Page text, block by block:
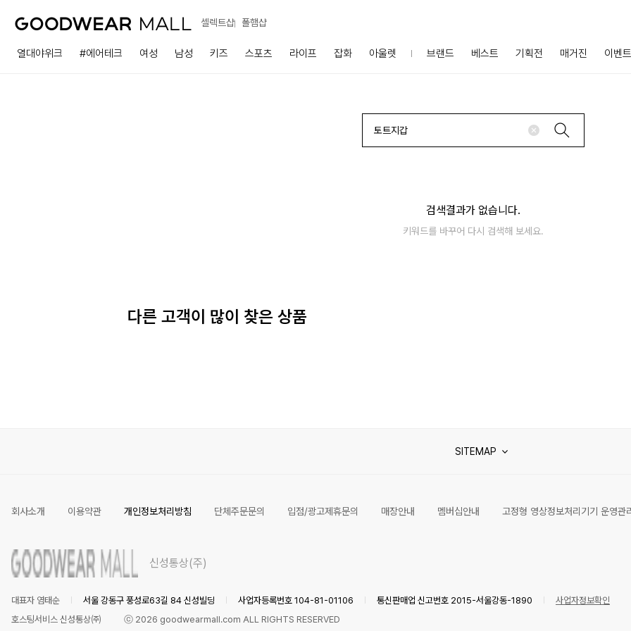
셀렉트샵 폴햄샵
열대야위크 #에어테크 여성 남성 키즈 스포츠 라이프 잡화 아울렛 브랜드 베스트 기획전 매거진 이벤트
검색결과가 없습니다.
키워드를 바꾸어 다시 검색해 보세요.
다른 고객이 많이 찾은 상품
SITEMAP
회사소개 이용약관 개인정보처리방침 단체주문문의 입점/광고제휴문의 매장안내 멤버십안내 고정형 영상정보처리기기 운영관
신성통상(주)
대표자 염태순 서울 강동구 풍성로63길 84 신성빌딩 사업자등록번호 104-81-01106 통신판매업 신고번호 2015-서울강동-1890 사업자정보확인
호스팅서비스 신성통상㈜
ⓒ 2026 goodwearmall.com ALL RIGHTS RESERVED